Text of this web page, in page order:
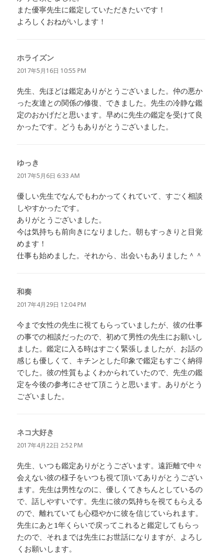
また優寧先生に鑑定していただきたいです！
よろしくおねがいします！
ホライズン
り:
2017年5月16日 10:55 PM
先生、先ほどは鑑定ありがとうございました。仲の悪か
った友達との関係の修復、できました。先生の冷静な鑑
定のおかげだと思います。早めに先生の鑑定を受けて良
かったです。どうもありがとうございました。
ゆっき
り:
2017年5月6日 6:33 AM
優しい先生でなんでもわかってくれていて、すごく相談
しやすかったです。
ありがとうございました。
今は気持ちも前向きになりました。朝もすっきりと目覚
めます！
仕事も始めました。それから、出会いもありました＾＾
和奏
り:
2017年4月29日 12:04 PM
今まで女性の先生に視てもらっていましたが、彼の仕事
の事での相談だったので、初めて男性の先生にお願いし
ました。鑑定に入る時はすごく緊張しましたが、お話の
感じも優しくて、キチンとした印象で鑑定もすごく納得
でした。彼の性質もよくわかられていたので、先生の鑑
定を今後の参考にさせて頂こうと思います。ありがとう
ございました。
ネコ大好き
り:
2017年4月22日 2:52 PM
先生、いつも鑑定ありがとうございます。遠距離で中々
会えない彼の様子をいつも視て頂いてありがとうござい
ます。先生は男性なのに、優しくてきちんとしているの
で、話しやすいです。先生に彼の気持ちを視てもらえる
ので、離れていても心穏やかに彼を信じていられます。
先生にあと1年くらいで戻ってこれると鑑定してもらっ
たので、それまでは先生にお世話になりますが、よろし
くお願いします。